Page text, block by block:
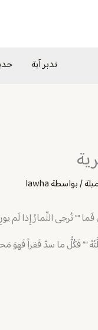
تدبر آية
/ بواسطةlawha
“” تُرجى الثِّمارُ إِذا لَم
“” فَكُلُّ ما سدّ فَقراً فَهوَ